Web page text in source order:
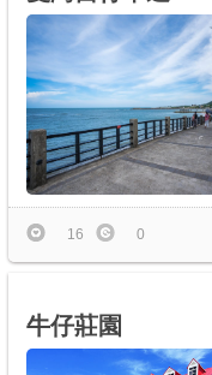
16 0
牛仔莊園